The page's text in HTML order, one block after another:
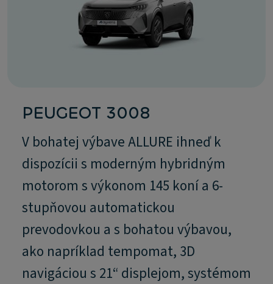
PEUGEOT 3008
V bohatej výbave ALLURE ihneď k
dispozícii s moderným hybridným
motorom s výkonom 145 koní a 6-
stupňovou automatickou
prevodovkou a s bohatou výbavou,
ako napríklad tempomat, 3D
navigáciou s 21“ displejom, systémom